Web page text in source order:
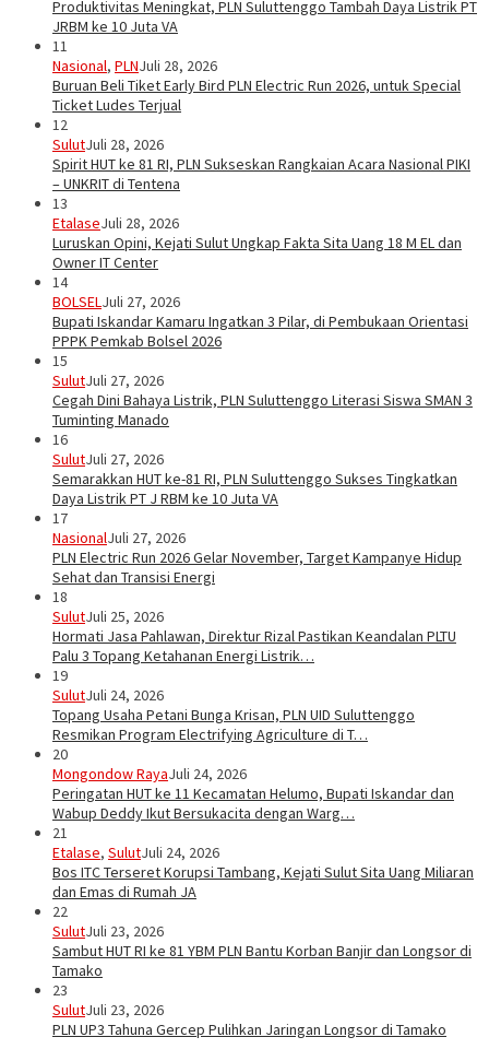
Produktivitas Meningkat, PLN Suluttenggo Tambah Daya Listrik PT
JRBM ke 10 Juta VA
11
Nasional, PLNJuli 28, 2026
Buruan Beli Tiket Early Bird PLN Electric Run 2026, untuk Special
Ticket Ludes Terjual
12
SulutJuli 28, 2026
Spirit HUT ke 81 RI, PLN Sukseskan Rangkaian Acara Nasional PIKI
– UNKRIT di Tentena
13
EtalaseJuli 28, 2026
Luruskan Opini, Kejati Sulut Ungkap Fakta Sita Uang 18 M EL dan
Owner IT Center
14
BOLSELJuli 27, 2026
Bupati Iskandar Kamaru Ingatkan 3 Pilar, di Pembukaan Orientasi
PPPK Pemkab Bolsel 2026
15
SulutJuli 27, 2026
Cegah Dini Bahaya Listrik, PLN Suluttenggo Literasi Siswa SMAN 3
Tuminting Manado
16
SulutJuli 27, 2026
Semarakkan HUT ke-81 RI, PLN Suluttenggo Sukses Tingkatkan
Daya Listrik PT J RBM ke 10 Juta VA
17
NasionalJuli 27, 2026
PLN Electric Run 2026 Gelar November, Target Kampanye Hidup
Sehat dan Transisi Energi
18
SulutJuli 25, 2026
Hormati Jasa Pahlawan, Direktur Rizal Pastikan Keandalan PLTU
Palu 3 Topang Ketahanan Energi Listrik…
19
SulutJuli 24, 2026
Topang Usaha Petani Bunga Krisan, PLN UID Suluttenggo
Resmikan Program Electrifying Agriculture di T…
20
Mongondow RayaJuli 24, 2026
Peringatan HUT ke 11 Kecamatan Helumo, Bupati Iskandar dan
Wabup Deddy Ikut Bersukacita dengan Warg…
21
Etalase, SulutJuli 24, 2026
Bos ITC Terseret Korupsi Tambang, Kejati Sulut Sita Uang Miliaran
dan Emas di Rumah JA
22
SulutJuli 23, 2026
Sambut HUT RI ke 81 YBM PLN Bantu Korban Banjir dan Longsor di
Tamako
23
SulutJuli 23, 2026
PLN UP3 Tahuna Gercep Pulihkan Jaringan Longsor di Tamako